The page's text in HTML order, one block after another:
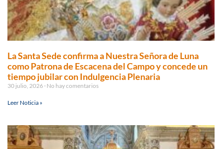
La Santa Sede confirma a Nuestra Señora de Luna
como Patrona de Escacena del Campo y concede un
tiempo jubilar con Indulgencia Plenaria
30 julio, 2026 No hay comentarios
Leer Noticia »